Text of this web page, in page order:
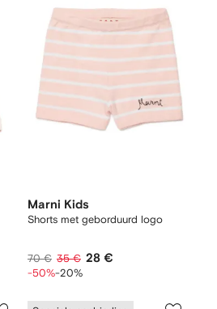
Marni Kids
Shorts met geborduurd logo
70 € 35 € 28 €
-50%-20%